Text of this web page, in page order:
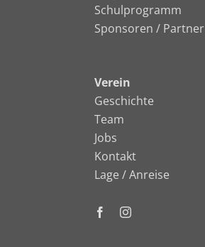
Schulprogramm
Sponsoren / Partner
Verein
Geschichte
Team
Jobs
Kontakt
Lage / Anreise